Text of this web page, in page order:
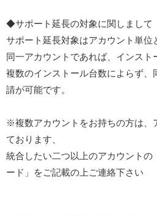
◆サポート延長の対象に関しまして
サポート延長対象はアカウント単位
同一アカウントであれば、インスト
複数のインストール台数によらず、
請が可能です。
※複数アカウントをお持ちの方は、
ております、
統合したい二つ以上のアカウントの
ード」をご記載の上ご連絡下さい